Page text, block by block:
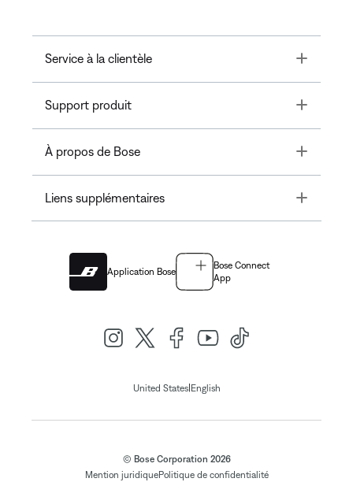
Service à la clientèle Toggle
Support produit Toggle
À propos de Bose Toggle
Liens supplémentaires Toggle
Application Bose
Bose Connect
App
United States| English
© Bose Corporation 2026
Mention juridiquePolitique de confidentialité